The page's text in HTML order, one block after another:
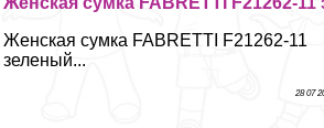
Женская сумка FABRETTI F21262-11
зеленый...
28 07